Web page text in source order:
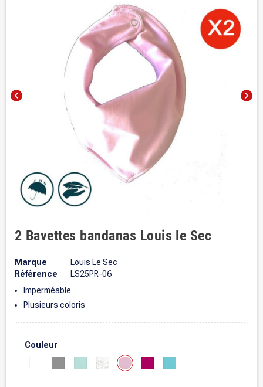
chevron_left chevron_right
2 Bavettes bandanas Louis le Sec
Marque
Louis Le Sec
Référence
LS25PR-06
Imperméable
Plusieurs coloris
Couleur